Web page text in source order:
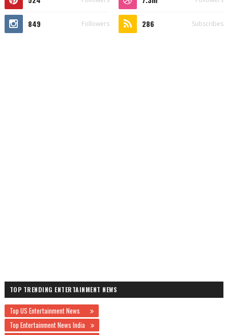
849 Followers 286 Subscribes
TOP TRENDING ENTERTAINMENT NEWS
Top US Entertainment News
Top Entertainment News India